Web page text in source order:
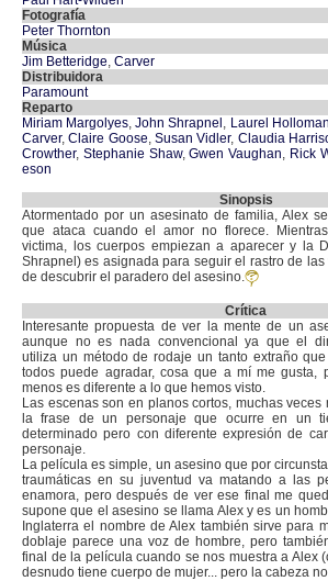
Fotografía
Peter Thornton
Música
Jim Betteridge, Carver
Distribuidora
Paramount
Reparto
Miriam Margolyes,John Shrapnel, Laurel Holloman
Carver,Claire Goose,Susan Vidler, Claudia
Crowther, Stephanie Shaw,Gwen Vaughan, Rick
eson
Sinopsis
Atormentado por un asesinato de familia, Alex
que ataca cuando el amor no florece.
victima, los cuerpos empiezan a aparecer y la
Shrapnel) es asignada para seguir el rastro de
de descubrir el paradero del asesino.
Crítica
Interesante propuesta de ver la mente de un
aunque no es nada convencional ya que el
utiliza un método de rodaje un tanto extraño
todos puede agradar, cosa que a mí me gusta,
menos es diferente a lo que hemos visto.
Las escenas son en planos cortos, muchas veces
la frase de un personaje que ocurre en un
determinado pero con diferente expresión de
personaje.
La película es simple, un asesino que por
traumáticas en su juventud va matando a las
enamora, pero después de ver ese final me
supone que el asesino se llama Alex y es un
Inglaterra el nombre de Alex también sirve para
doblaje parece una voz de hombre, pero
final de la película cuando se nos muestra a Alex
desnudo tiene cuerpo de mujer... pero la cabeza